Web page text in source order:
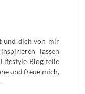
und dich von mir
lassen
Blog teile
und freue mich,